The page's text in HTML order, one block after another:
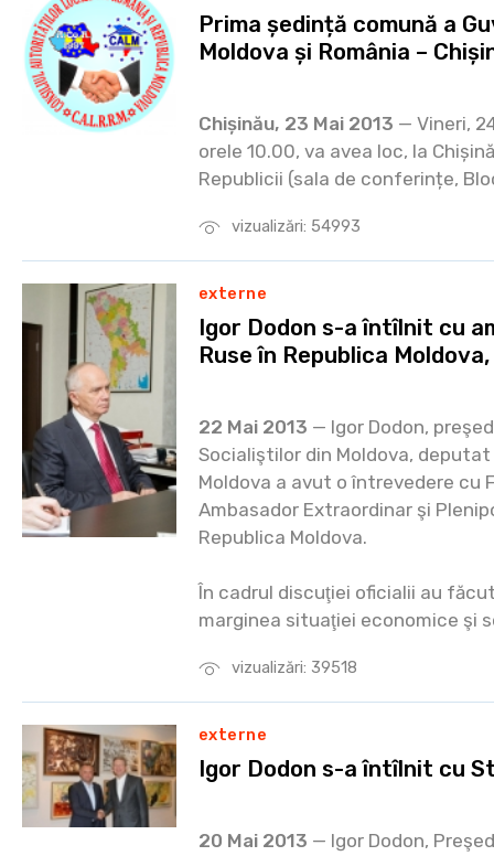
vizualizări: 54993
Prima ședință comună a
Moldova și România –
Chișinău, 23 Mai 2013 — Vineri,
orele 10.00, va avea loc, la
Republicii (sala de conferințe,
vizualizări: 39518
externe
Igor Dodon s-a întîlnit cu
Ruse în Republica
22 Mai 2013 — Igor Dodon,
Socialiştilor din Moldova,
Moldova a avut o întrevedere cu
Ambasador Extraordinar şi
Republica Moldova.
În cadrul discuţiei oficialii au
marginea situaţiei economice şi
externe
Igor Dodon s-a întîlnit cu
20 Mai 2013 — Igor Dodon,